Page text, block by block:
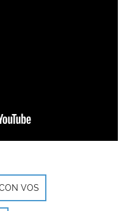
VOS